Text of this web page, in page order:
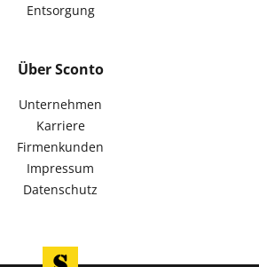
Entsorgung
Über Sconto
Unternehmen
Karriere
Firmenkunden
Impressum
Datenschutz